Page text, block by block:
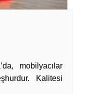
mobilyacılar
Kalitesi